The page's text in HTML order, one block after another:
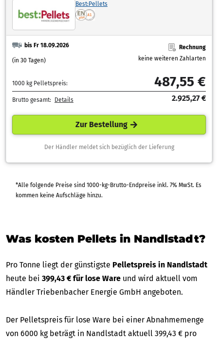
Best:Pellets
bis Fr 18.09.2026
(in 30 Tagen)
Rechnung
keine weiteren Zahlarten
1000 kg Pelletspreis: 487,55 €
Brutto gesamt: Details 2.925,27 €
Zur Bestellung
Der Händler meldet sich bezüglich der Lieferung
*Alle folgende Preise sind 1000-kg-Brutto-Endpreise inkl. 7% MwSt. Es
kommen keine Aufschläge hinzu.
Was kosten Pellets in Nandlstadt?
Pro Tonne liegt der günstigste Pelletspreis in Nandlstadt
heute bei 399,43 € für lose Ware und wird aktuell vom
Händler Triebenbacher Energie GmbH angeboten.
Der Pelletspreis für lose Ware bei einer Abnahmemenge
von 6000 kg beträgt in Nandlstadt aktuell 399,43 € pro